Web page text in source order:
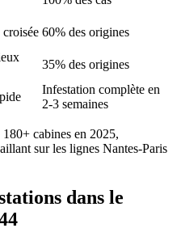
60% des origines
35% des origines
Infestation complète en
2-3 semaines
cabines en 2025,
sur les lignes Nantes-Paris
dans le